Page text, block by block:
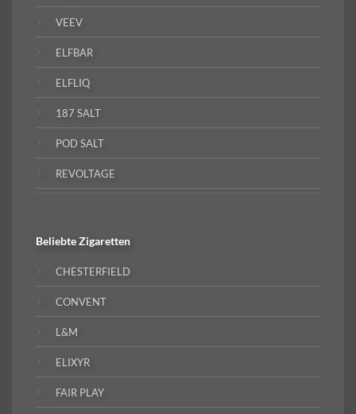
VEEV
ELFBAR
ELFLIQ
187 SALT
POD SALT
REVOLTAGE
BeliebteZigaretten
CHESTERFIELD
CONVENT
L&M
ELIXYR
FAIR PLAY